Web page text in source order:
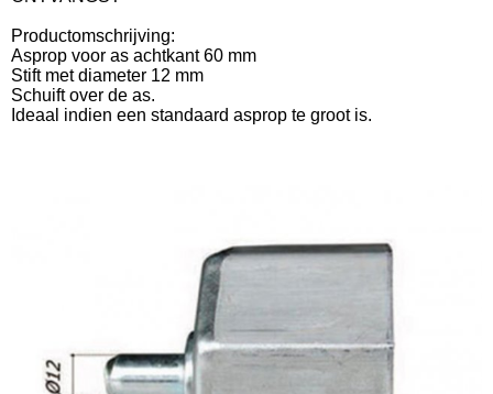
Productomschrijving:
Asprop voor as achtkant 60 mm
Stift met diameter 12 mm
Schuift over de as.
Ideaal indien een standaard asprop te groot is.